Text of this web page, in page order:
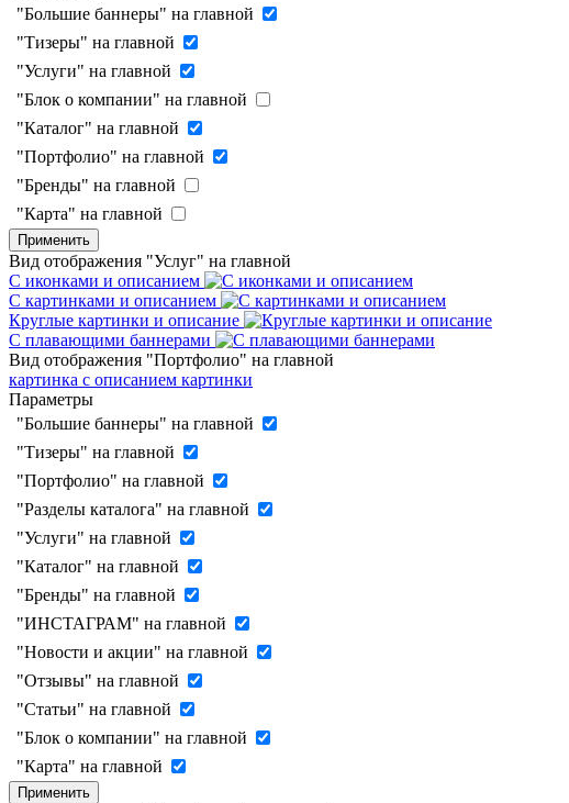
"Большие баннеры" на главной
"Тизеры" на главной
"Услуги" на главной
"Блок о компании" на главной
"Каталог" на главной
"Портфолио" на главной
"Бренды" на главной
"Карта" на главной
Применить
Вид отображения "Услуг" на главной
С иконками и описанием
С картинками и описанием
Круглые картинки и описание
С плавающими баннерами
Вид отображения "Портфолио" на главной
картинка с описанием картинки
Параметры
"Большие баннеры" на главной
"Тизеры" на главной
"Портфолио" на главной
"Разделы каталога" на главной
"Услуги" на главной
"Каталог" на главной
"Бренды" на главной
"ИНСТАГРАМ" на главной
"Новости и акции" на главной
"Отзывы" на главной
"Статьи" на главной
"Блок о компании" на главной
"Карта" на главной
Применить